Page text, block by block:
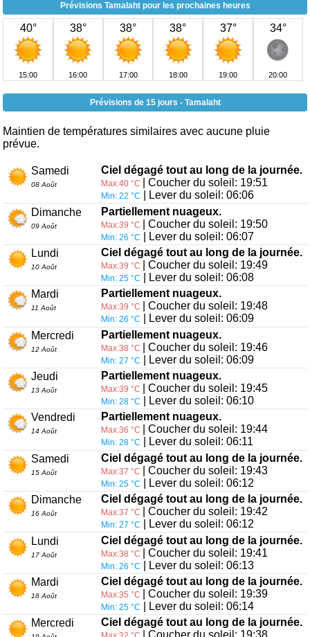
Prévisions Tamalaht pour les prochaines heures
40°
15:00
38°
16:00
38°
17:00
38°
18:00
37°
19:00
34°
20:00
Prévisions de 15 jours - Tamalaht
Maintien de températures similaires avec aucune pluie
prévue.
Samedi
08 Août
Ciel dégagé tout au long de la journée.
Max:40 °C | Coucher du soleil: 19:51
Min: 22 °C
| Lever du soleil: 06:06
Dimanche
09 Août
Partiellement nuageux.
Max:39 °C | Coucher du soleil: 19:50
Min: 26 °C
| Lever du soleil: 06:07
Lundi
10 Août
Ciel dégagé tout au long de la journée.
Max:39 °C | Coucher du soleil: 19:49
Min: 25 °C
| Lever du soleil: 06:08
Mardi
11 Août
Partiellement nuageux.
Max:39 °C | Coucher du soleil: 19:48
Min: 26 °C
| Lever du soleil: 06:09
Mercredi
12 Août
Partiellement nuageux.
Max:38 °C | Coucher du soleil: 19:46
Min: 27 °C
| Lever du soleil: 06:09
Jeudi
13 Août
Partiellement nuageux.
Max:39 °C | Coucher du soleil: 19:45
Min: 28 °C
| Lever du soleil: 06:10
Vendredi
14 Août
Partiellement nuageux.
Max:36 °C | Coucher du soleil: 19:44
Min: 28 °C
| Lever du soleil: 06:11
Samedi
15 Août
Ciel dégagé tout au long de la journée.
Max:37 °C | Coucher du soleil: 19:43
Min: 25 °C
| Lever du soleil: 06:12
Dimanche
16 Août
Ciel dégagé tout au long de la journée.
Max:37 °C | Coucher du soleil: 19:42
Min: 27 °C
| Lever du soleil: 06:12
Lundi
17 Août
Ciel dégagé tout au long de la journée.
Max:38 °C | Coucher du soleil: 19:41
Min: 26 °C
| Lever du soleil: 06:13
Mardi
18 Août
Ciel dégagé tout au long de la journée.
Max:35 °C | Coucher du soleil: 19:39
Min: 25 °C
| Lever du soleil: 06:14
Mercredi
Ciel dégagé tout au long de la journée.